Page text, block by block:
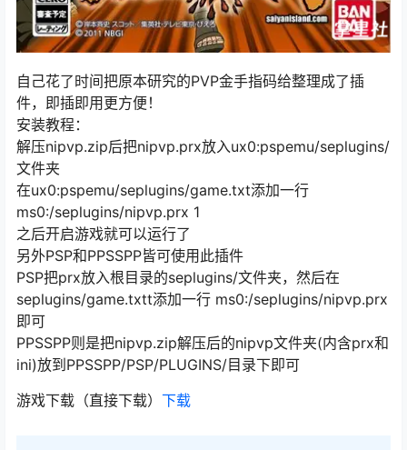
自己花了时间把原本研究的PVP金手指码给整理成了插
件，即插即用更方便！
安装教程：
解压nipvp.zip后把nipvp.prx放入ux0:pspemu/seplugins/
文件夹
在ux0:pspemu/seplugins/game.txt添加一行
ms0:/seplugins/nipvp.prx 1
之后开启游戏就可以运行了
另外PSP和PPSSPP皆可使用此插件
PSP把prx放入根目录的seplugins/文件夹，然后在
seplugins/game.txtt添加一行 ms0:/seplugins/nipvp.prx
即可
PPSSPP则是把nipvp.zip解压后的nipvp文件夹(内含prx和
ini)放到PPSSPP/PSP/PLUGINS/目录下即可
游戏下载（直接下载） 下载